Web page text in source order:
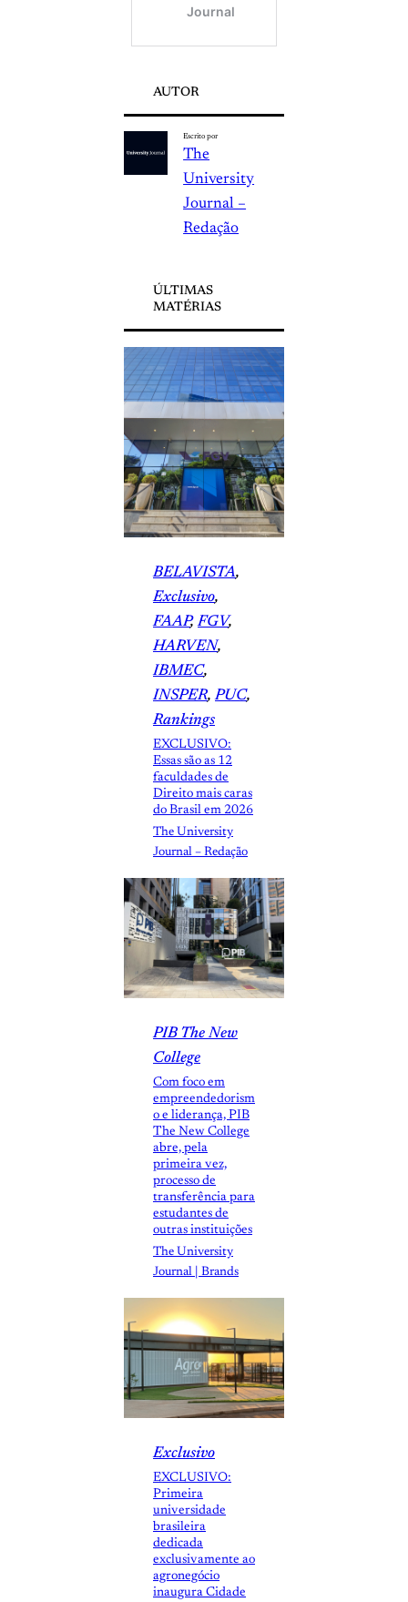
AUTOR
Escrito por
The
University
Journal –
Redação
ÚLTIMAS
MATÉRIAS
BELAVISTA
Exclusivo
FAAP, FGV
HARVEN
IBMEC
INSPER, PUC
Rankings
EXCLUSIVO:
Essas são as 12
faculdades de
Direito mais caras
do Brasil em 2026
The University
Journal – Redação
PIB The New
College
Com foco em
empreendedorism
o e liderança, PIB
The New College
abre, pela
primeira vez,
processo de
transferência para
estudantes de
outras instituições
The University
Journal | Brands
Exclusivo
EXCLUSIVO:
Primeira
universidade
brasileira
dedicada
exclusivamente ao
agronegócio
inaugura Cidade